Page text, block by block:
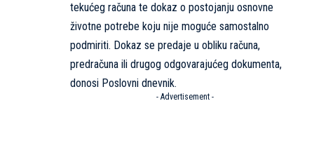
tekućeg računa te dokaz o postojanju osnovne
životne potrebe koju nije moguće samostalno
podmiriti. Dokaz se predaje u obliku računa,
predračuna ili drugog odgovarajućeg dokumenta,
donosi Poslovni dnevnik.
- Advertisement -